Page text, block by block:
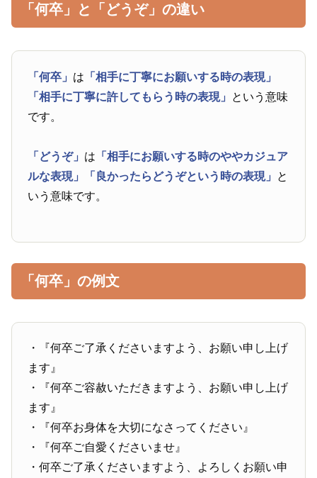
「何卒」と「どうぞ」の違い
「何卒」 は 「相手に丁寧にお願いする時の表現」
「相手に丁寧に許してもらう時の表現」 という意味
です。
「どうぞ」 は 「相手にお願いする時のややカジュア
ルな表現」
「良かったらどうぞという時の表現」 と
いう意味です。
「何卒」の例文
・『何卒ご了承くださいますよう、お願い申し上げ
ます』
・『何卒ご容赦いただきますよう、お願い申し上げ
ます』
・『何卒お身体を大切になさってください』
・『何卒ご自愛くださいませ』
・何卒ご了承くださいますよう、よろしくお願い申